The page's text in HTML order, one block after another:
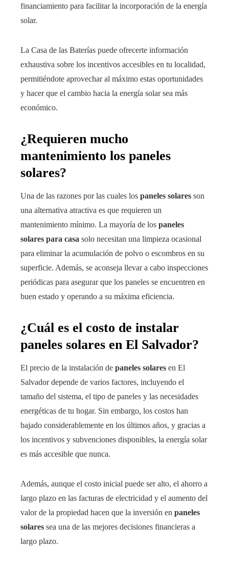
financiamiento para facilitar la incorporación de la energía
solar.
La Casa de las Baterías puede ofrecerte información
exhaustiva sobre los incentivos accesibles en tu localidad,
permitiéndote aprovechar al máximo estas oportunidades
y hacer que el cambio hacia la energía solar sea más
económico.
¿Requieren mucho
mantenimiento los paneles
solares?
Una de las razones por las cuales los paneles solares son
una alternativa atractiva es que requieren un
mantenimiento mínimo. La mayoría de los paneles
solares para casa solo necesitan una limpieza ocasional
para eliminar la acumulación de polvo o escombros en su
superficie. Además, se aconseja llevar a cabo inspecciones
periódicas para asegurar que los paneles se encuentren en
buen estado y operando a su máxima eficiencia.
¿Cuál es el costo de instalar
paneles solares en El Salvador?
El precio de la instalación de paneles solares en El
Salvador depende de varios factores, incluyendo el
tamaño del sistema, el tipo de paneles y las necesidades
energéticas de tu hogar. Sin embargo, los costos han
bajado considerablemente en los últimos años, y gracias a
los incentivos y subvenciones disponibles, la energía solar
es más accesible que nunca.
Además, aunque el costo inicial puede ser alto, el ahorro a
largo plazo en las facturas de electricidad y el aumento del
valor de la propiedad hacen que la inversión en paneles
solares sea una de las mejores decisiones financieras a
largo plazo.